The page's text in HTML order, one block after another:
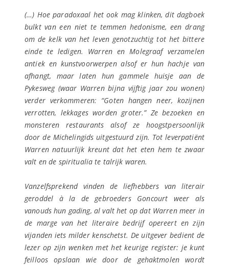
(…) Hoe paradoxaal het ook mag klinken, dit dagboek
bulkt van een niet te temmen hedonisme, een drang
om de kelk van het leven genotzuchtig tot het bittere
einde te ledigen. Warren en Molegraaf verzamelen
antiek en kunstvoorwerpen alsof er hun hachje van
afhangt, maar laten hun gammele huisje aan de
Pykesweg (waar Warren bijna vijftig jaar zou wonen)
verder verkommeren: “Goten hangen neer, kozijnen
verrotten, lekkages worden groter.” Ze bezoeken en
monsteren restaurants alsof ze hoogstpersoonlijk
door de Michelingids uitgestuurd zijn. Tot leverpatiënt
Warren natuurlijk kreunt dat het eten hem te zwaar
valt en de spiritualia te talrijk waren.
Vanzelfsprekend vinden de liefhebbers van literair
geroddel à la de gebroeders Goncourt weer als
vanouds hun gading, al valt het op dat Warren meer in
de marge van het literaire bedrijf opereert en zijn
vijanden iets milder kenschetst. De uitgever bedient de
lezer op zijn wenken met het keurige register: je kunt
feilloos opslaan wie door de gehaktmolen wordt